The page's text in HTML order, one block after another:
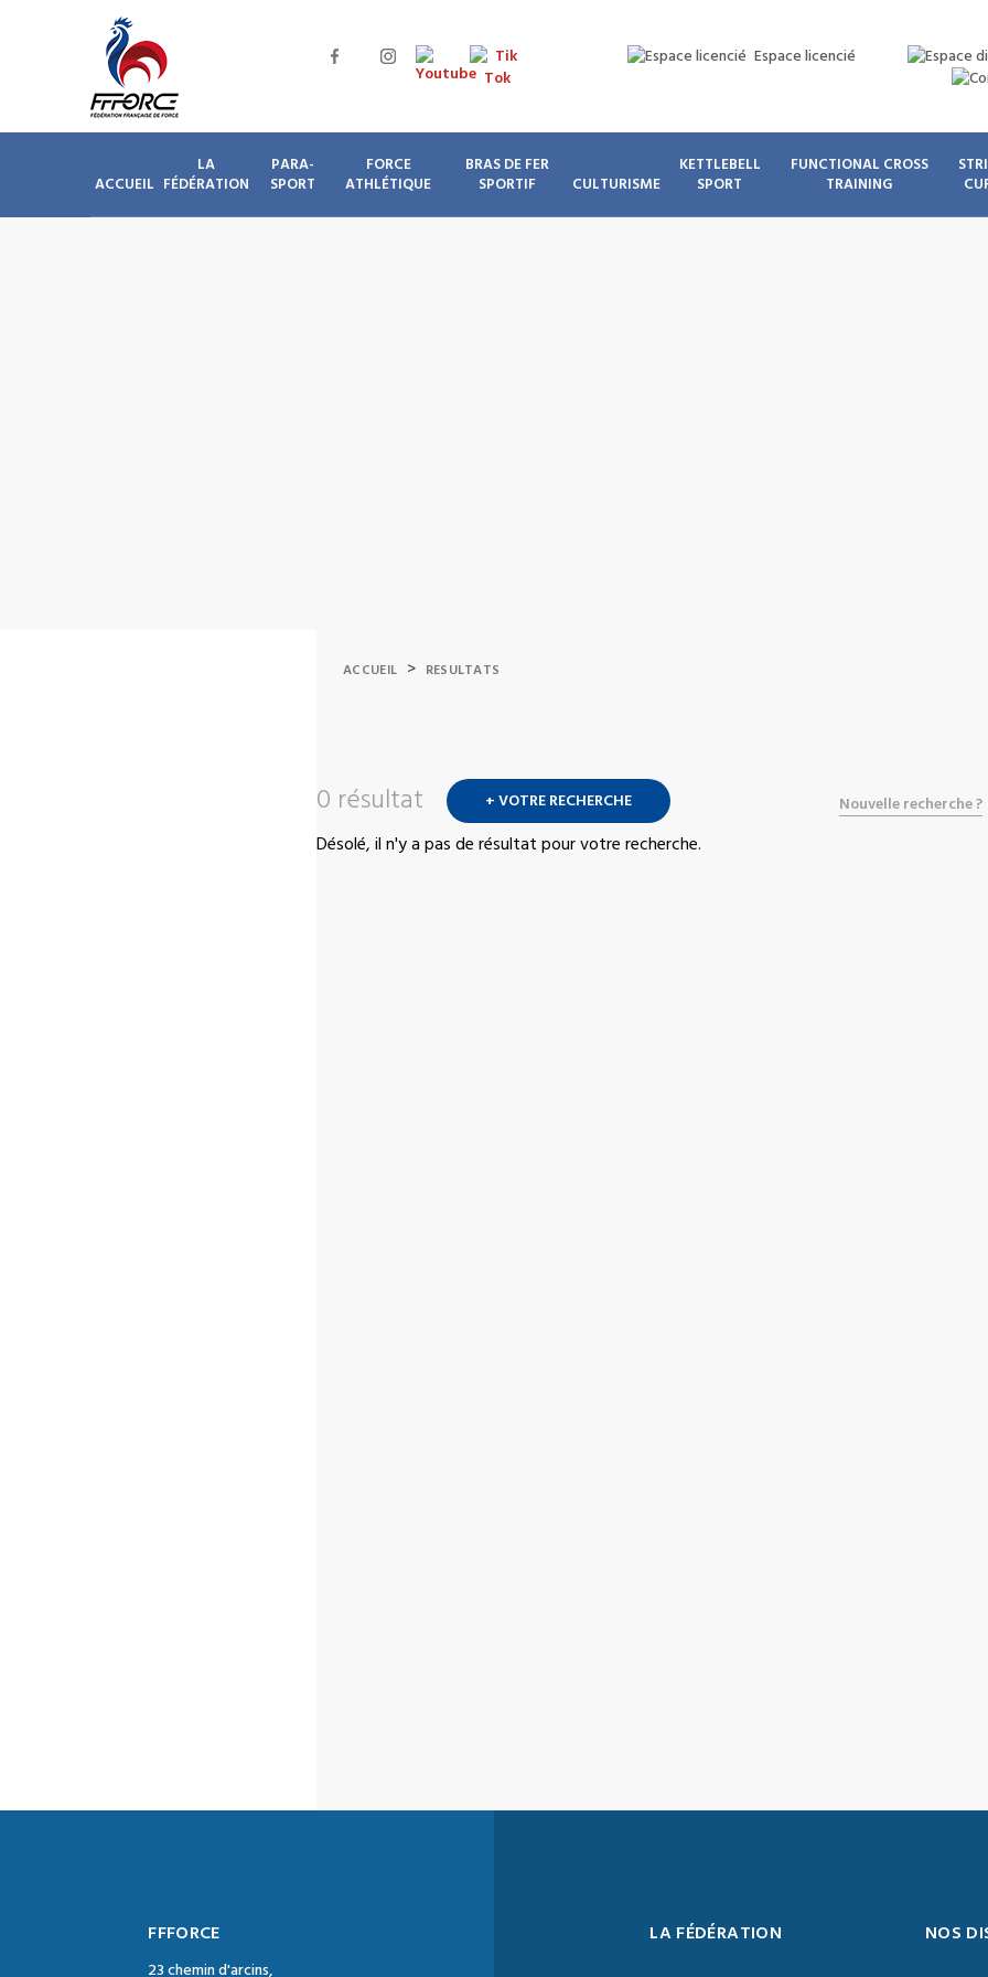
Espace licencié
ACCUEIL
LA
FÉDÉRATION
PARA-
SPORT
FORCE
ATHLÉTIQUE
BRAS DE FER
SPORTIF
CULTURISME
KETTLEBELL
SPORT
FUNCTIONAL CROSS
TRAINING
ACCUEIL > RESULTATS
0 résultat + VOTRE RECHERCHE Nouvelle recherche ?
Désolé, il n'y a pas de résultat pour votre recherche.
FFFORCE
23 chemin d'arcins,
LA FÉDÉRATION NOS